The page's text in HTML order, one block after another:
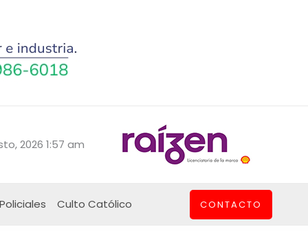
2026 1:57 am
Policiales Culto Católico CONTACTO